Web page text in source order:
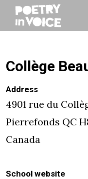
Collège
Address
4901 rue du
Pierrefonds QC
Canada
School website